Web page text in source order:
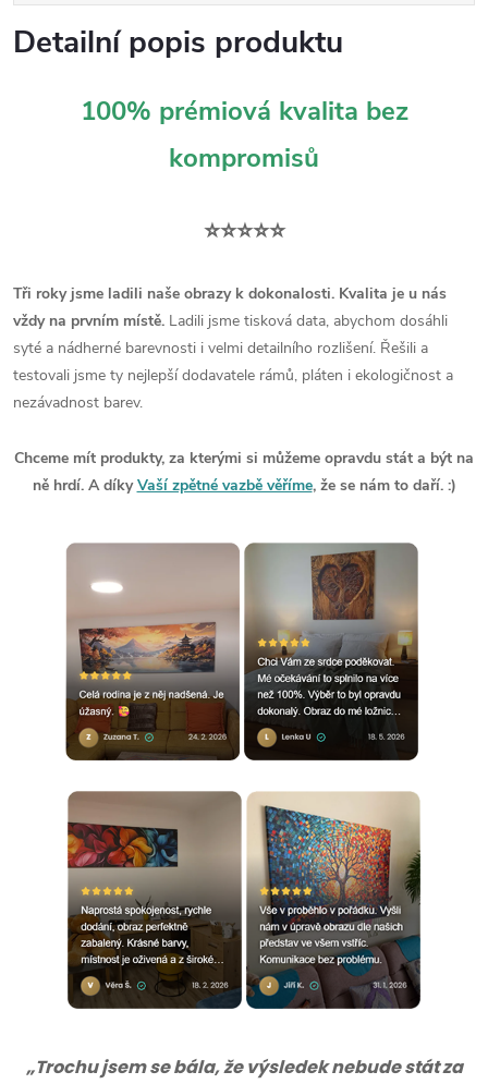
Detailní popis produktu
100% prémiová kvalita bez
kompromisů
⭐⭐⭐⭐⭐
Tři roky jsme ladili naše obrazy k dokonalosti. Kvalita je u nás
vždy na prvním místě. Ladili jsme tisková data, abychom dosáhli
syté a nádherné barevnosti i velmi detailního rozlišení. Řešili a
testovali jsme ty nejlepší dodavatele rámů, pláten i ekologičnost a
nezávadnost barev.
Chceme mít produkty, za kterými si můžeme opravdu stát a být na
ně hrdí. A díkyVaší zpětné vazbě věříme, že se nám to daří. :)
„Trochu jsem se bála, že výsledek nebude stát za